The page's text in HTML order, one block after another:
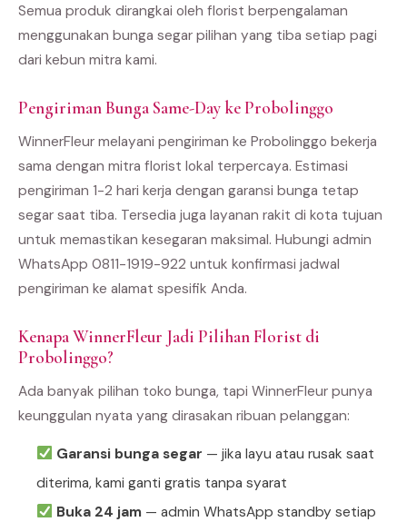
Semua produk dirangkai oleh florist berpengalaman
menggunakan bunga segar pilihan yang tiba setiap pagi
dari kebun mitra kami.
Pengiriman Bunga Same-Day ke Probolinggo
WinnerFleur melayani pengiriman ke Probolinggo bekerja
sama dengan mitra florist lokal terpercaya. Estimasi
pengiriman 1-2 hari kerja dengan garansi bunga tetap
segar saat tiba. Tersedia juga layanan rakit di kota tujuan
untuk memastikan kesegaran maksimal. Hubungi admin
WhatsApp 0811-1919-922 untuk konfirmasi jadwal
pengiriman ke alamat spesifik Anda.
Kenapa WinnerFleur Jadi Pilihan Florist di
Probolinggo?
Ada banyak pilihan toko bunga, tapi WinnerFleur punya
keunggulan nyata yang dirasakan ribuan pelanggan:
Garansi bunga segar — jika layu atau rusak saat
diterima, kami ganti gratis tanpa syarat
Buka 24 jam— admin WhatsApp standby setiap